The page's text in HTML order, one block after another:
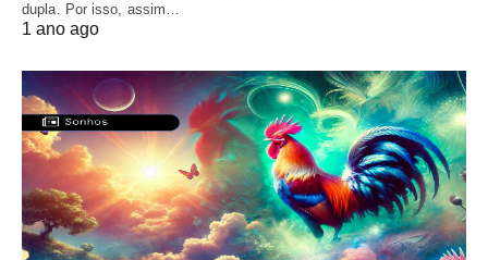
dupla. Por isso, assim…
1 ano ago